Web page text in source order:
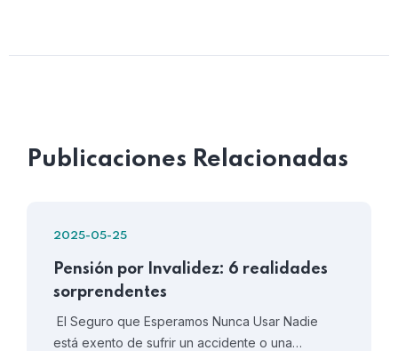
Publicaciones Relacionadas
2025-05-25
Pensión por Invalidez: 6 realidades
sorprendentes
El Seguro que Esperamos Nunca Usar Nadie
está exento de sufrir un accidente o una…